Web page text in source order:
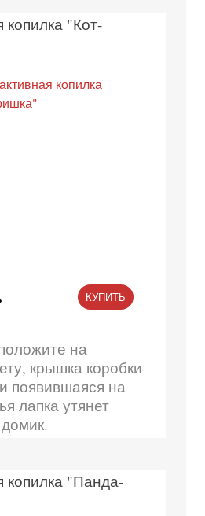
копилка "Кот-
КУПИТЬ
на
крышка коробки
появившаяся на
лапка утянет
копилка "Панда-